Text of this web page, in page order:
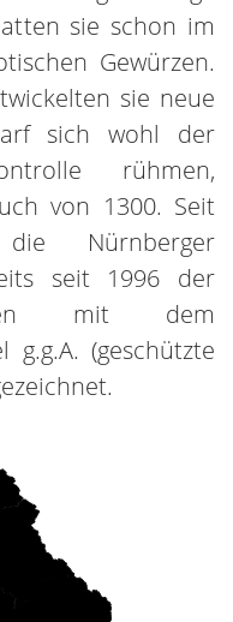
sie schon im
Gewürzen.
sie neue
sich wohl der
rühmen,
von 1300. Seit
Nürnberger
seit 1996 der
mit dem
g.g.A. (geschützte